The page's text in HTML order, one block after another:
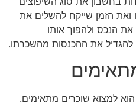
הזמן שייקח להשלים את
את הנכס ולהפוך אותו
להגדיל את ההכנסות מהשכרתו.
למצוא שוכרים מתאימים.